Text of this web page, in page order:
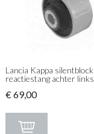
Lancia Kappa silentblock
reactiestang achter links
€69,00